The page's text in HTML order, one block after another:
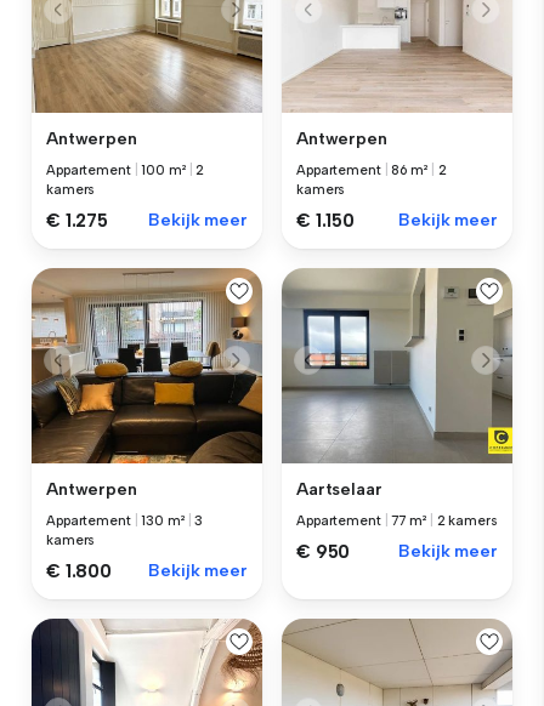
Antwerpen
Appartement |100 m² |2
kamers
€ 1.275 Bekijk meer
Antwerpen
Appartement |86 m²
2
kamers
€ 1.150 Bekijk meer
Antwerpen
Appartement |130 m² |3
kamers
€ 1.800 Bekijk meer
Aartselaar
Appartement |77 m² 2 kamers
€ 950 Bekijk meer